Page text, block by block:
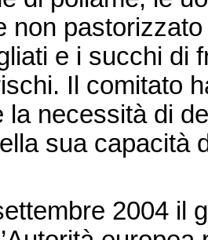
non
e i succhi di
Il comitato
la necessità di
sua capacità
2004 il